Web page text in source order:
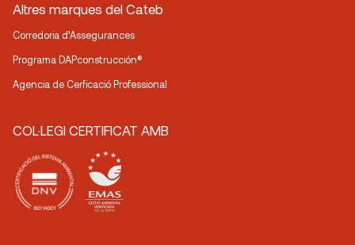
Altres marques del Cateb
Corredoria d’Assegurances
Programa DAPconstrucción®
Agencia de Cerficació Professional
COL·LEGI CERTIFICAT AMB